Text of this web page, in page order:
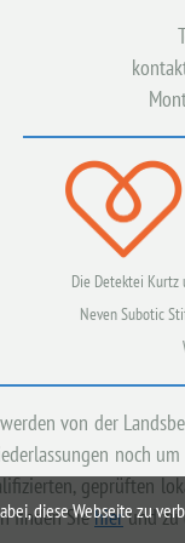
Die Detektei
Neven Subotic
von der
noch
geprüften
finden Siehierund zu
diese Webseite zu